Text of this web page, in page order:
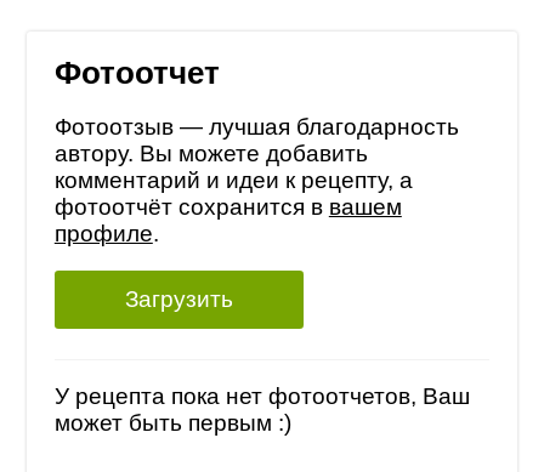
Фотоотчет
Фотоотзыв — лучшая благодарность
автору. Вы можете добавить
комментарий и идеи к рецепту, а
фотоотчёт сохранится в вашем
профиле.
Загрузить
У рецепта пока нет фотоотчетов, Ваш
может быть первым :)